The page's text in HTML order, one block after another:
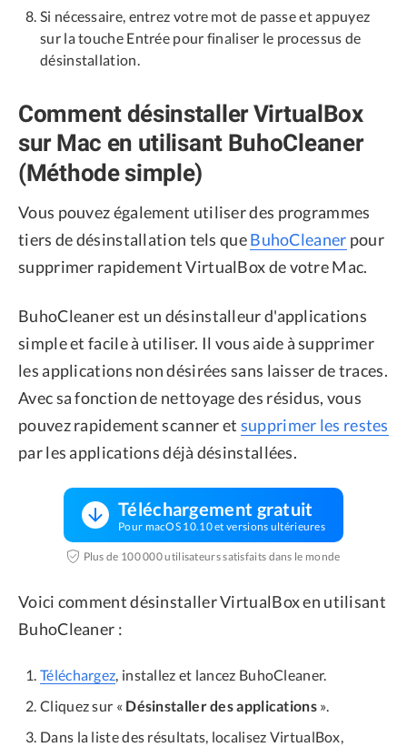
Si nécessaire, entrez votre mot de passe et appuyez
sur la touche Entrée pour finaliser le processus de
désinstallation.
Comment désinstaller VirtualBox
sur Mac en utilisant BuhoCleaner
(Méthode simple)
Vous pouvez également utiliser des programmes
tiers de désinstallation tels queBuhoCleaner pour
supprimer rapidement VirtualBox de votre Mac.
BuhoCleaner est un désinstalleur d'applications
simple et facile à utiliser. Il vous aide à supprimer
les applications non désirées sans laisser de traces.
Avec sa fonction de nettoyage des résidus, vous
pouvez rapidement scanner et supprimer les restes
par les applications déjà désinstallées.
Téléchargement gratuit
Pour macOS 10.10 et versions ultérieures
Plus de 100 000 utilisateurs satisfaits dans le monde
Voici comment désinstaller VirtualBox en utilisant
BuhoCleaner :
Téléchargez, installez et lancez BuhoCleaner.
Cliquez sur « Désinstaller des applications».
Dans la liste des résultats, localisez VirtualBox,